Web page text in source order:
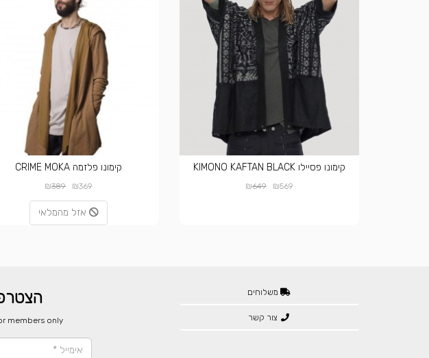
קימונו פסיילו KIMONO KAFTAN BLACK
₪569
₪649
קימונו פלזמה CRIME MOKA
₪369
₪389
אזל מהמלאי
משלוחים
צור קשר members only